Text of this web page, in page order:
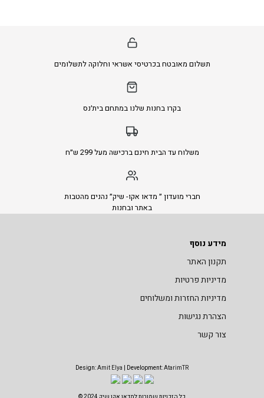
תשלום מאובטח בכרטיסי אשראי וחלוקה לתשלומים
בקרו בחנות שלנו במתחם בית׳נס
משלוח עד הבית חינם ברכישה מעל 299 ש״ח
חברי מועדון ״ מדאו אקו- שיק״ נהנים מהטבות
באתר ובחנות
מידע נוסף
תקנון האתר
מדיניות פרטיות
מדיניות החזרות ומשלוחים
הצהרת נגישות
צור קשר
Design:Amit Elya | Development:AtarimTR